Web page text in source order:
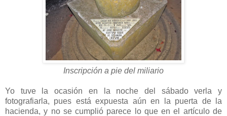
Inscripción a pie del miliario
Yo tuve la ocasión en la noche del sábado verla y
fotografiarla, pues está expuesta aún en la puerta de la
hacienda, y no se cumplió parece lo que en el artículo de